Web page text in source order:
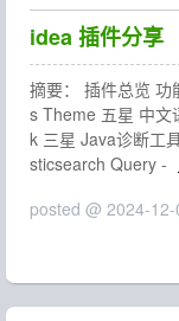
idea 插件分享
摘要： 插件总览 功
s Theme 五星 中文
k 三星 Java诊断工
sticsearch Query -
posted @ 2024-